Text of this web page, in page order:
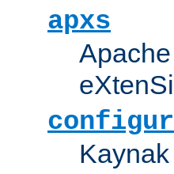
apxs
Kaynak